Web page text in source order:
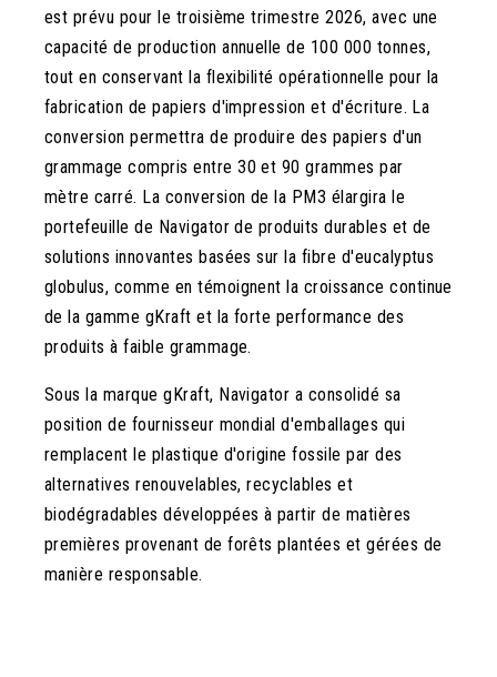
est prévu pour le troisième trimestre 2026, avec une
capacité de production annuelle de 100 000 tonnes,
tout en conservant la flexibilité opérationnelle pour la
fabrication de papiers d'impression et d'écriture. La
conversion permettra de produire des papiers d'un
grammage compris entre 30 et 90 grammes par
mètre carré. La conversion de la PM3 élargira le
portefeuille de Navigator de produits durables et de
solutions innovantes basées sur la fibre d'eucalyptus
globulus, comme en témoignent la croissance continue
de la gamme gKraft et la forte performance des
produits à faible grammage.
Sous la marque gKraft, Navigator a consolidé sa
position de fournisseur mondial d'emballages qui
remplacent le plastique d'origine fossile par des
alternatives renouvelables, recyclables et
biodégradables développées à partir de matières
premières provenant de forêts plantées et gérées de
manière responsable.